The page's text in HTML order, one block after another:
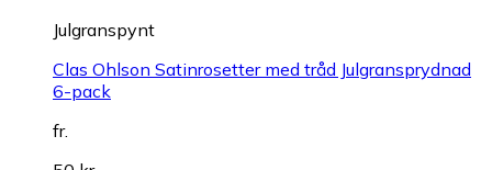
Julgranspynt
Clas Ohlson Satinrosetter med tråd Julgransprydnad
6-pack
fr.